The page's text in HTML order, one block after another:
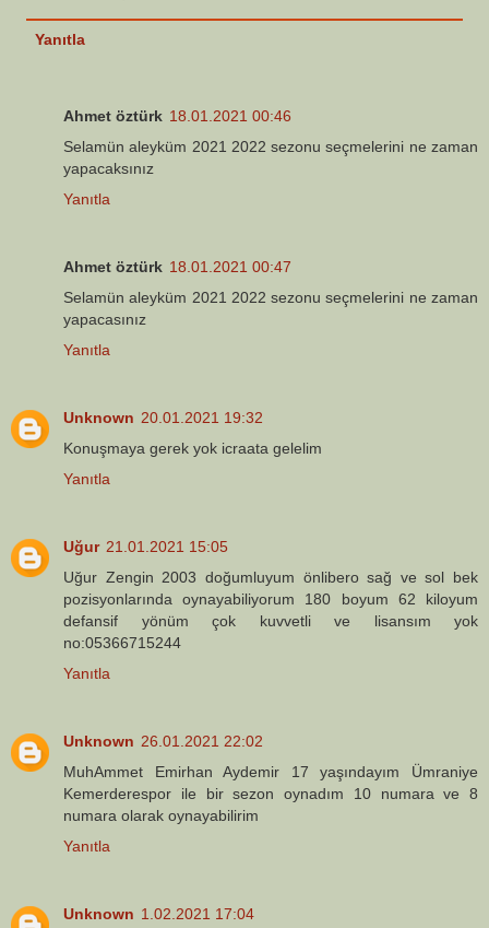
Yanıtla
Ahmet öztürk 18.01.2021 00:46
Selamün aleyküm 2021 2022 sezonu seçmelerini ne zaman
yapacaksınız
Yanıtla
Ahmet öztürk 18.01.2021 00:47
Selamün aleyküm 2021 2022 sezonu seçmelerini ne zaman
yapacasınız
Yanıtla
Unknown 20.01.2021 19:32
Konuşmaya gerek yok icraata gelelim
Yanıtla
Uğur 21.01.2021 15:05
Uğur Zengin 2003 doğumluyum önlibero sağ ve sol bek
pozisyonlarında oynayabiliyorum 180 boyum 62 kiloyum
defansif yönüm çok kuvvetli ve lisansım yok
no:05366715244
Yanıtla
Unknown 26.01.2021 22:02
MuhAmmet Emirhan Aydemir 17 yaşındayım Ümraniye
Kemerderespor ile bir sezon oynadım 10 numara ve 8
numara olarak oynayabilirim
Yanıtla
Unknown 1.02.2021 17:04